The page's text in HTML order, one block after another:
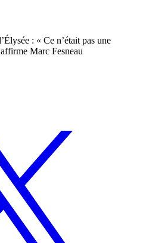
: « Ce n’était pas une
Marc Fesneau